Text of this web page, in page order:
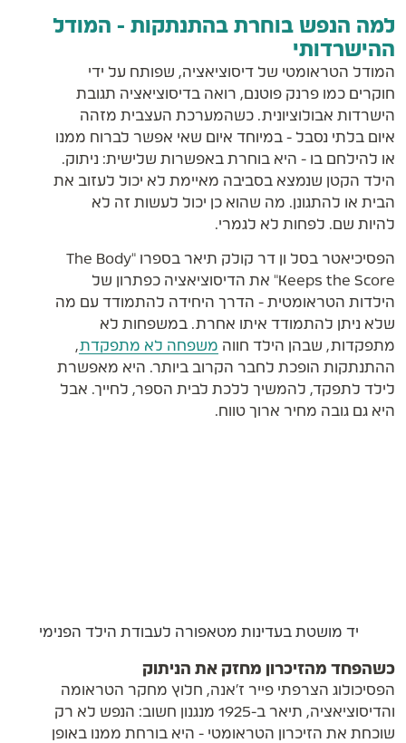
למה הנפש בוחרת בהתנתקות - המודל
ההישרדותי
המודל הטראומטי של דיסוציאציה, שפותח על ידי
חוקרים כמו פרנק פוטנם, רואה בדיסוציאציה תגובת
הישרדות אבולוציונית. כשהמערכת העצבית מזהה
איום בלתי נסבל - במיוחד איום שאי אפשר לברוח ממנו
או להילחם בו - היא בוחרת באפשרות שלישית: ניתוק.
הילד הקטן שנמצא בסביבה מאיימת לא יכול לעזוב את
הבית או להתגונן. מה שהוא כן יכול לעשות זה לא
להיות שם. לפחות לא לגמרי.
הפסיכיאטר בסל ון דר קולק תיאר בספרו "The Body
Keeps the Score" את הדיסוציאציה כפתרון של
הילדות הטראומטית - הדרך היחידה להתמודד עם מה
שלא ניתן להתמודד איתו אחרת. במשפחות לא
מתפקדות, שבהן הילד חווה משפחה לא מתפקדת,
ההתנתקות הופכת לחבר הקרוב ביותר. היא מאפשרת
לילד לתפקד, להמשיך ללכת לבית הספר, לחייך. אבל
היא גם גובה מחיר ארוך טווח.
יד מושטת בעדינות מטאפורה לעבודת הילד הפנימי
כשהפחד מהזיכרון מחזק את הניתוק
הפסיכולוג הצרפתי פייר ז'אנה, חלוץ מחקר הטראומה
והדיסוציאציה, תיאר ב-1925 מנגנון חשוב: הנפש לא רק
שוכחת את הזיכרון הטראומטי - היא בורחת ממנו באופן